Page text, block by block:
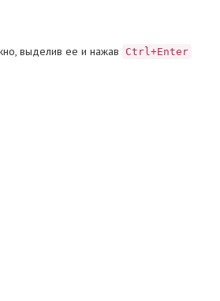
выделив ее и нажав Ctrl+Enter